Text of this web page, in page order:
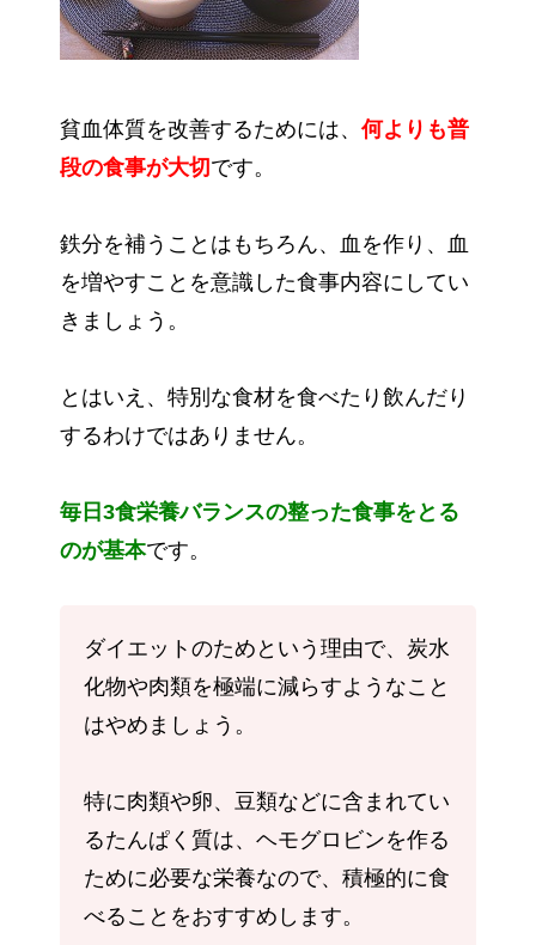
貧血体質を改善するためには、 何よりも普
段の食事が大切です。
鉄分を補うことはもちろん、血を作り、血
を増やすことを意識した食事内容にしてい
きましょう。
とはいえ、特別な食材を食べたり飲んだり
するわけではありません。
毎日3食栄養バランスの整った食事をとる
のが基本です。
ダイエットのためという理由で、炭水
化物や肉類を極端に減らすようなこと
はやめましょう。
特に肉類や卵、豆類などに含まれてい
るたんぱく質は、ヘモグロビンを作る
ために必要な栄養なので、積極的に食
べることをおすすめします。